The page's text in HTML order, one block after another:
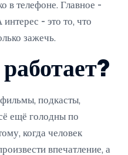
в телефоне. Главное -
- это то, что
зажечь.
подкасты,
ещё голодны по
когда человек
впечатление, а